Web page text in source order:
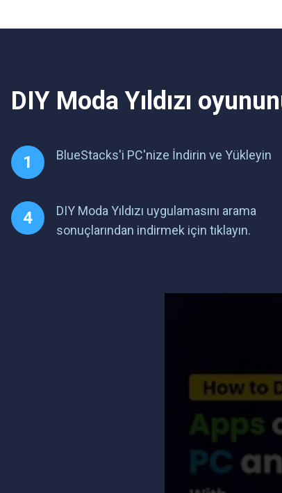
DIY Moda Yıldızı
BlueStacks'i PC'nize İndirin ve Yükleyin
DIY Moda Yıldızı uygulamasını arama
sonuçlarından indirmek için tıklayın.